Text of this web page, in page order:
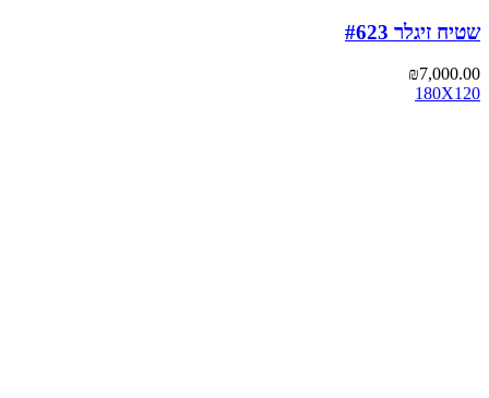
שטיח זיגלר #623
₪7,000.00
180X120